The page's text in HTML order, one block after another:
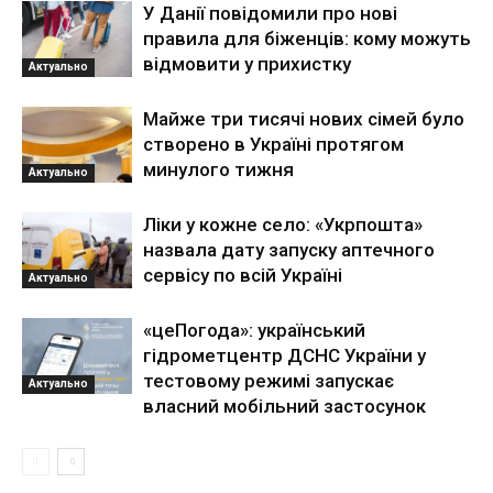
Актуально
У Данії повідомили про нові
правила для біженців: кому можуть
відмовити у прихистку
Актуально
Майже три тисячі нових сімей було
створено в Україні протягом
минулого тижня
Актуально
Ліки у кожне село: «Укрпошта»
назвала дату запуску аптечного
сервісу по всій Україні
Актуально
«цеПогода»: український
гідрометцентр ДСНС України у
тестовому режимі запускає
власний мобільний застосунок